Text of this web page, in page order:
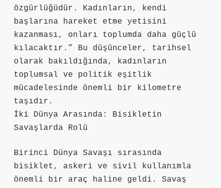
özgürlüğüdür. Kadınların, kendi
başlarına hareket etme yetisini
kazanması, onları toplumda daha güçlü
kılacaktır.” Bu düşünceler, tarihsel
olarak bakıldığında, kadınların
toplumsal ve politik eşitlik
mücadelesinde önemli bir kilometre
taşıdır.
İki Dünya Arasında: Bisikletin
Savaşlarda Rolü
Birinci Dünya Savaşı sırasında
bisiklet, askeri ve sivil kullanımla
önemli bir araç haline geldi. Savaş